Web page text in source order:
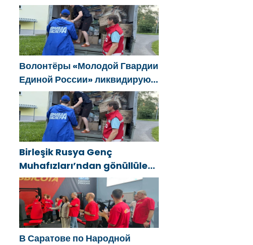
eski SVO katılımcılarının
sosyal sözleşme edinme
sürecini basitleştirme
kararını destekliyor
Волонтёры «Молодой Гвардии
Единой России» ликвидируют
последствия паводков на
Урале и Дальнем Востоке
Birleşik Rusya Genç
Muhafızları’ndan gönüllüler,
Ural ve Uzak Doğu’daki
sellerin sonuçlarını ortadan
kaldırmaya yardımcı oluyor
В Саратове по Народной